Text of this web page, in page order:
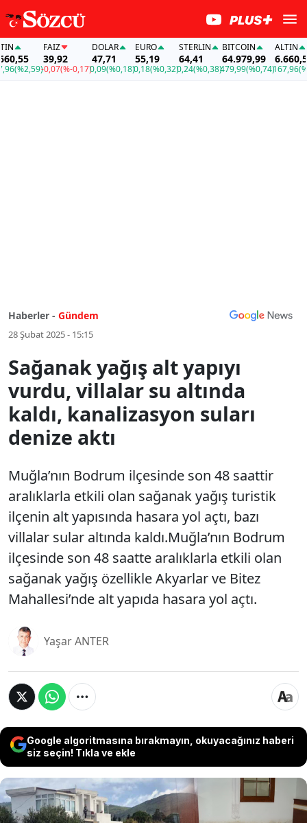
(%2,59)
FAİZ
39,92
-0,07(%-0,17)
DOLAR
47,71
0,09(%0,18)
EURO
55,19
0,18(%0,32)
STERLIN
64,41
0,24(%0,38)
BITCOIN
64.979,99
479,99(%0,74)
ALTIN
6.660,55
167,96
Haberler - Gündem
28 Şubat 2025 - 15:15
Sağanak yağış alt yapıyı
vurdu, villalar su altında
kaldı, kanalizasyon suları
denize aktı
Muğla’nın Bodrum ilçesinde son 48 saattir
aralıklarla etkili olan sağanak yağış turistik
ilçenin alt yapısında hasara yol açtı, bazı
villalar sular altında kaldı.Muğla’nın Bodrum
ilçesinde son 48 saatte aralıklarla etkili olan
sağanak yağış özellikle Akyarlar ve Bitez
Mahallesi’nde alt yapıda hasara yol açtı.
Yaşar ANTER
Google algoritmasına bırakmayın, okuyacağınız haberi
siz seçin! Tıkla ve ekle
Muğla’nın Bodrum ilçesinde son 48 saattir